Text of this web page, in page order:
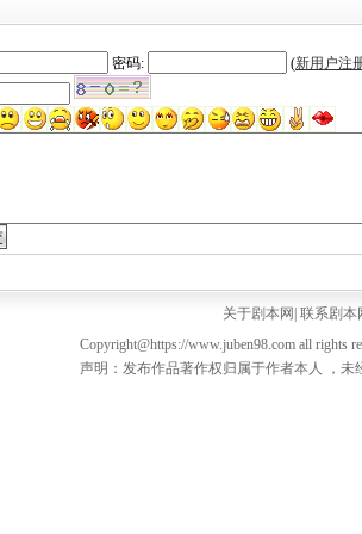
密码: (新用户注
关于剧本网 联系剧本
Copyright@https://www.juben98.com all rights
声明：发布作品著作权归属于作者本人 ，未